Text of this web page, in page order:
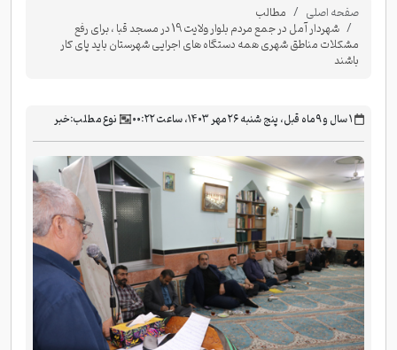
صفحه اصلی مطالب
شهردار آمل در جمع مردم بلوار ولایت 19 در مسجد قبا ، برای رفع
مشکلات مناطق شهری همه دستگاه های اجرایی شهرستان باید پای کار
باشند
‫۱ سال و ۹ ماه قبل، پنج شنبه ۲۶ مهر ۱۴۰۳، ساعت ۰۰:۲۲ نوع مطلب:خبر